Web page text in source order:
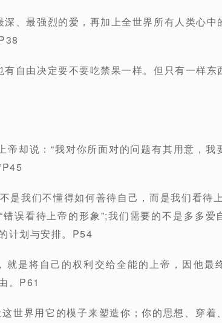
、最强烈的爱，再加上全世界所有人类心中
自由决定要不要吃禁果一样。但只有一样东
却说：“我对你所面对的问题有其用意，我
是我们不懂得如何善待自己，而是我们看待
误看待上帝的形象”;我们需要的不是多多爱
计划与安排。P54
是将自己的权利交给全能的上帝，因他最
。P61
世界用它的模子来塑造你；你的思想、穿着